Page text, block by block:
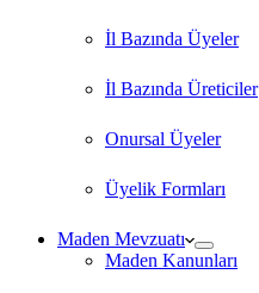
İl Bazında Üyeler
İl Bazında Üreticiler
Onursal Üyeler
Üyelik Formları
Maden Mevzuatı
Maden Kanunları